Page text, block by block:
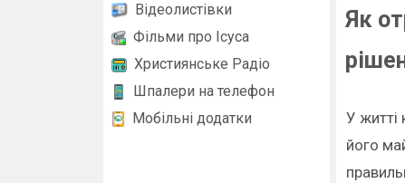
Відеолистівки
Фільми про Ісуса
Християнське Радіо
Шпалери на телефон
Мобільні додатки
Як
У житті
його